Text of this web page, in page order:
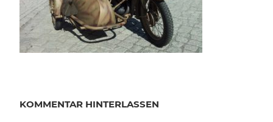
KOMMENTAR HINTERLASSEN